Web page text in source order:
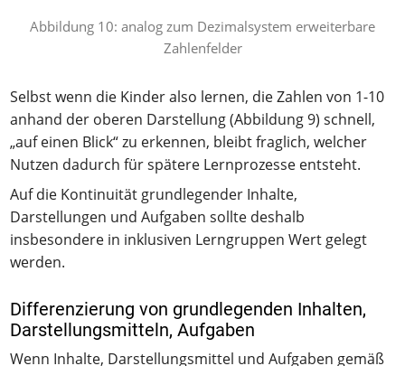
Abbildung 10: analog zum Dezimalsystem erweiterbare
Zahlenfelder
Selbst wenn die Kinder also lernen, die Zahlen von 1-10
anhand der oberen Darstellung (Abbildung 9) schnell,
„auf einen Blick“ zu erkennen, bleibt fraglich, welcher
Nutzen dadurch für spätere Lernprozesse entsteht.
Auf die Kontinuität grundlegender Inhalte,
Darstellungen und Aufgaben sollte deshalb
insbesondere in inklusiven Lerngruppen Wert gelegt
werden.
Differenzierung von grundlegenden Inhalten,
Darstellungsmitteln, Aufgaben
Wenn Inhalte, Darstellungsmittel und Aufgaben gemäß